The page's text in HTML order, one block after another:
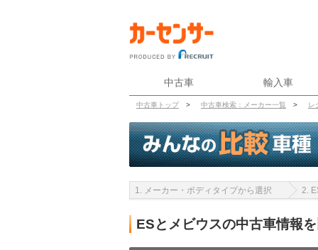
中古車 輸入車
中古車トップ > 中古車検索：メーカー一覧 > レ
1. メーカー・ボディタイプから選択 2.
ESとメビウスの中古車情報